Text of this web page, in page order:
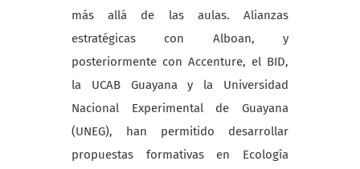
más allá de las aulas. Alianzas
estratégicas con Alboan, y
posteriormente con Accenture, el BID,
la UCAB Guayana y la Universidad
Nacional Experimental de Guayana
(UNEG), han permitido desarrollar
propuestas formativas en Ecología